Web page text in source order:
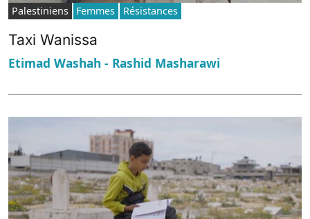
Palestiniens Femmes Résistances
Taxi Wanissa
Etimad Washah - Rashid Masharawi